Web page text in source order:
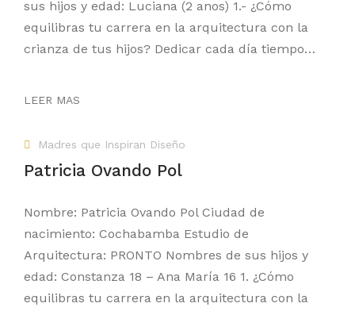
sus hijos y edad: Luciana (2 anos) 1.- ¿Cómo
equilibras tu carrera en la arquitectura con la
crianza de tus hijos? Dedicar cada día tiempo…
LEER MAS
Madres que Inspiran Diseño
Patricia Ovando Pol
Nombre: Patricia Ovando Pol Ciudad de
nacimiento: Cochabamba Estudio de
Arquitectura: PRONTO Nombres de sus hijos y
edad: Constanza 18 – Ana María 16 1. ¿Cómo
equilibras tu carrera en la arquitectura con la